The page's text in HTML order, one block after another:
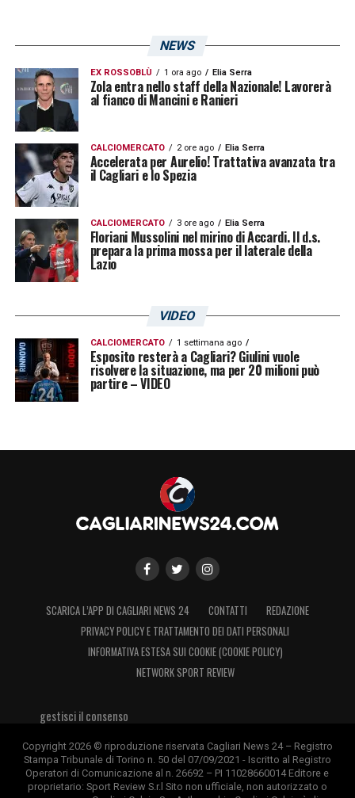
NEWS
EX ROSSOBLÙ 1 ora ago Elia Serra
Zola entra nello staff della Nazionale! Lavorerà
al fianco di Mancini e Ranieri
CALCIOMERCATO 2 ore ago Elia Serra
Accelerata per Aurelio! Trattativa avanzata tra
il Cagliari e lo Spezia
CALCIOMERCATO 3 ore ago Elia Serra
Floriani Mussolini nel mirino di Accardi. Il d.s.
prepara la prima mossa per il laterale della
Lazio
VIDEO
CALCIOMERCATO 1 settimana ago
Esposito resterà a Cagliari? Giulini vuole
risolvere la situazione, ma per 20 milioni può
partire – VIDEO
SCARICA L’APP DI CAGLIARI NEWS 24 CONTATTI
REDAZIONE
PRIVACY POLICY E TRATTAMENTO DEI DATI PERSONALI
INFORMATIVA ESTESA SUI COOKIE (COOKIE POLICY)
NETWORK SPORT REVIEW
gestisci il consenso
Copyright 2026 © riproduzione riservata Cagliari News 24 – Registro
Stampa Tribunale di Torino n. 50 del 07/09/2021 - Iscritto al Registro
Operatori di Comunicazione al n. 26692 – PI 11028660014 Editore e
proprietario: Sport Review S.r.l Sito non ufficiale, non autorizzato o